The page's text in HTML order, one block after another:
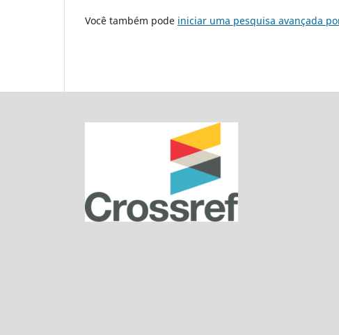
Você também pode iniciar uma pesquisa avançada